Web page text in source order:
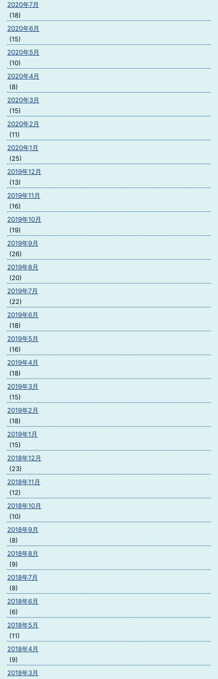
2020年7月
(18)
2020年6月
(15)
2020年5月
(10)
2020年4月
(8)
2020年3月
(15)
2020年2月
(11)
2020年1月
(25)
2019年12月
(13)
2019年11月
(16)
2019年10月
(19)
2019年9月
(26)
2019年8月
(20)
2019年7月
(22)
2019年6月
(18)
2019年5月
(16)
2019年4月
(18)
2019年3月
(15)
2019年2月
(18)
2019年1月
(15)
2018年12月
(23)
2018年11月
(12)
2018年10月
(10)
2018年9月
(8)
2018年8月
(9)
2018年7月
(8)
2018年6月
(6)
2018年5月
(11)
2018年4月
(9)
2018年3月